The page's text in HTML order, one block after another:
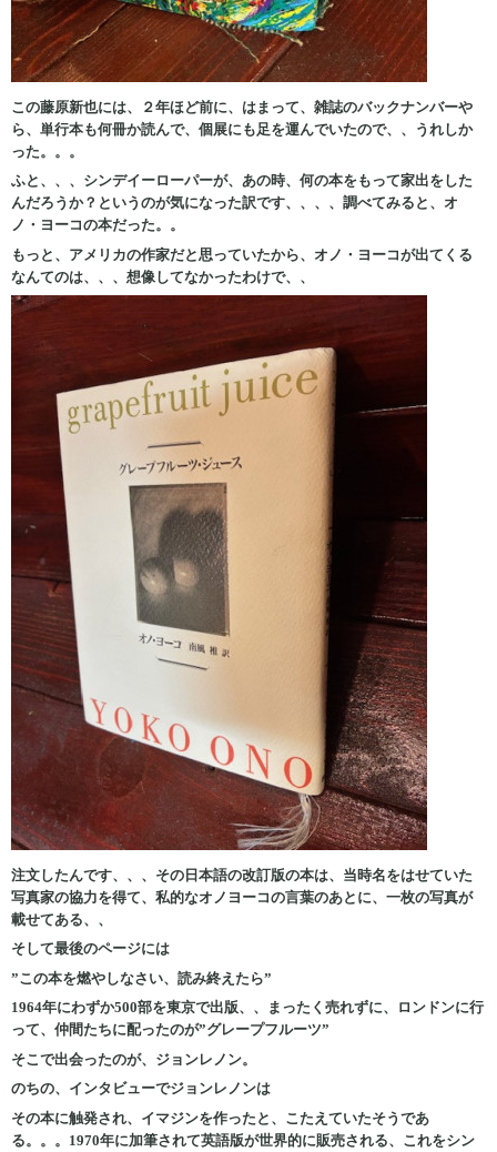
この藤原新也には、２年ほど前に、はまって、雑誌のバックナンバーや
ら、単行本も何冊か読んで、個展にも足を運んでいたので、、うれしか
った。。。
ふと、、、シンデイーローパーが、あの時、何の本をもって家出をした
んだろうか？というのが気になった訳です、、、、調べてみると、オ
ノ・ヨーコの本だった。。
もっと、アメリカの作家だと思っていたから、オノ・ヨーコが出てくる
なんてのは、、、想像してなかったわけで、、
注文したんです、、、その日本語の改訂版の本は、当時名をはせていた
写真家の協力を得て、私的なオノヨーコの言葉のあとに、一枚の写真が
載せてある、、
そして最後のページには
”この本を燃やしなさい、読み終えたら”
1964年にわずか500部を東京で出版、、まったく売れずに、ロンドンに行
って、仲間たちに配ったのが”グレープフルーツ”
そこで出会ったのが、ジョンレノン。
のちの、インタビューでジョンレノンは
その本に触発され、イマジンを作ったと、こたえていたそうであ
る。。。1970年に加筆されて英語版が世界的に販売される、これをシン